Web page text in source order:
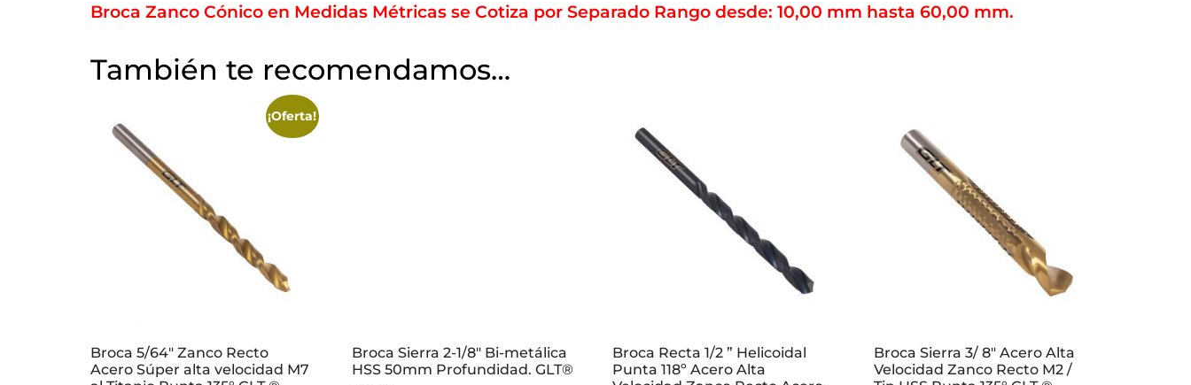
Broca Zanco Cónico en Medidas Métricas se Cotiza por Separado Rango desde: 10,00 mm hasta 60,00 mm.
También te recomendamos…
¡Oferta!
Broca 5/64″ Zanco Recto
Acero Súper alta velocidad M7
Broca Sierra 2-1/8″ Bi-metálica
HSS 50mm Profundidad. GLT®
Broca Recta 1/2 ” Helicoidal
Punta 118º Acero Alta
Broca Sierra 3/ 8″ Acero Alta
Velocidad Zanco Recto M2 /